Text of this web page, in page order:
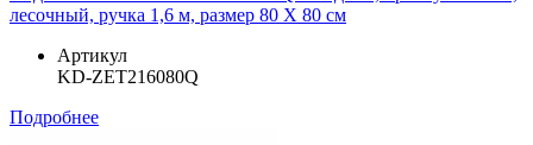
лесочный, ручка 1,6 м, размер 80 Х 80 см
Артикул
KD-ZET216080Q
Подробнее